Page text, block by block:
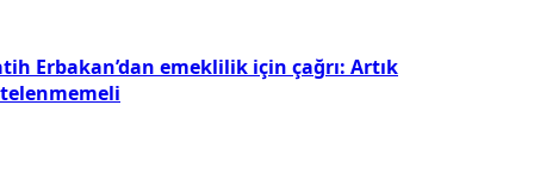
Erbakan’dan emeklilik için çağrı: Artık